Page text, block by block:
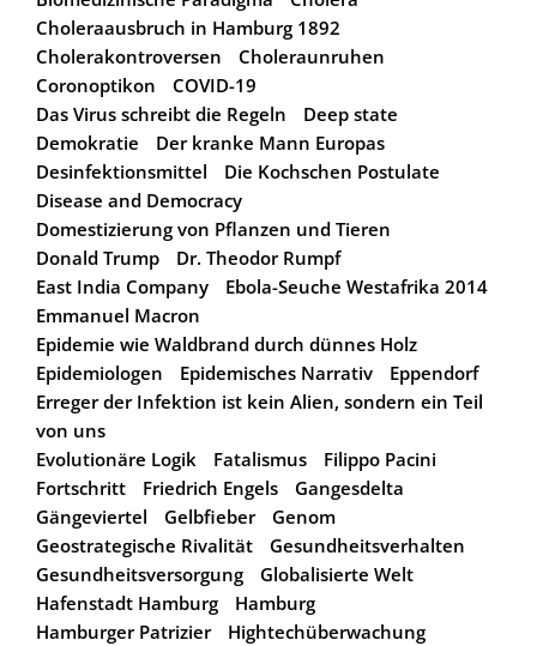
Choleraausbruch in Hamburg 1892
Cholerakontroversen
Choleraunruhen
Coronoptikon
COVID-19
Das Virus schreibt die Regeln
Deep state
Demokratie
Der kranke Mann Europas
Desinfektionsmittel
Die Kochschen Postulate
Disease and Democracy
Domestizierung von Pflanzen und Tieren
Donald Trump
Dr. Theodor Rumpf
East India Company
Ebola-Seuche Westafrika 2014
Emmanuel Macron
Epidemie wie Waldbrand durch dünnes Holz
Epidemiologen
Epidemisches Narrativ
Eppendorf
Erreger der Infektion ist kein Alien, sondern ein Teil
von uns
Evolutionäre Logik
Fatalismus
Filippo Pacini
Fortschritt
Friedrich Engels
Gangesdelta
Gängeviertel
Gelbfieber
Genom
Geostrategische Rivalität
Gesundheitsverhalten
Gesundheitsversorgung
Globalisierte Welt
Hafenstadt Hamburg
Hamburg
Hamburger Patrizier
Hightechüberwachung